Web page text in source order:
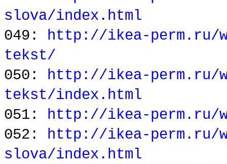
slova/index.html
049: http://ikea-perm.ru/
tekst/
050: http://ikea-perm.ru/
tekst/index.html
051: http://ikea-perm.ru/
052: http://ikea-perm.ru/
slova/index.html